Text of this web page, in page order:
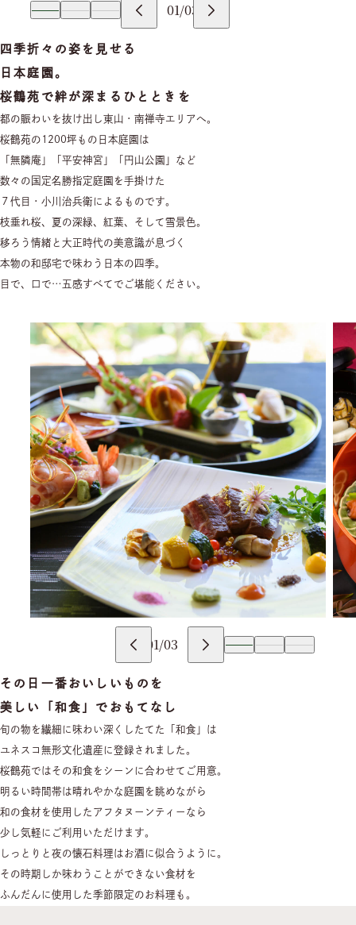
01/03
四季折々の姿を見せる
日本庭園。
桜鶴苑で絆が深まるひとときを
都の賑わいを抜け出し東山・南禅寺エリアへ。
桜鶴苑の1200坪もの日本庭園は
「無隣庵」「平安神宮」「円山公園」など
数々の国定名勝指定庭園を手掛けた
７代目・小川治兵衛によるものです。
枝垂れ桜、夏の深緑、紅葉、そして雪景色。
移ろう情緒と大正時代の美意識が息づく
本物の和邸宅で味わう日本の四季。
目で、口で…五感すべてでご堪能ください。
01/03
その日一番おいしいものを
美しい「和食」でおもてなし
旬の物を繊細に味わい深くしたてた「和食」は
ユネスコ無形文化遺産に登録されました。
桜鶴苑ではその和食をシーンに合わせてご用意。
明るい時間帯は晴れやかな庭園を眺めながら
和の食材を使用したアフタヌーンティーなら
少し気軽にご利用いただけます。
しっとりと夜の懐石料理はお酒に似合うように。
その時期しか味わうことができない食材を
ふんだんに使用した季節限定のお料理も。